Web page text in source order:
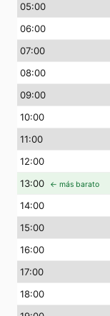
05:00
06:00
07:00
08:00
09:00
10:00
11:00
12:00
13:00 ← más barato
14:00
15:00
16:00
17:00
18:00